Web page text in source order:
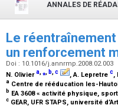
ANNALES DE
Le
un renforcement
Doi : 10.1016/j.annrmp.2008.02.003
N. Oliviera,⁎, b,c , A. Lepretre c,
a Centre de rééducation les-
b EA 3608 « activité physique,
c GEAR, UFR STAPS, université